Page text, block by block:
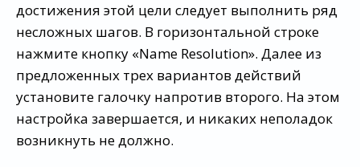
достижения этой цели следует выполнить ряд
несложных шагов. В горизонтальной строке
нажмите кнопку «Name Resolution». Далее из
предложенных трех вариантов действий
установите галочку напротив второго. На этом
настройка завершается, и никаких неполадок
возникнуть не должно.